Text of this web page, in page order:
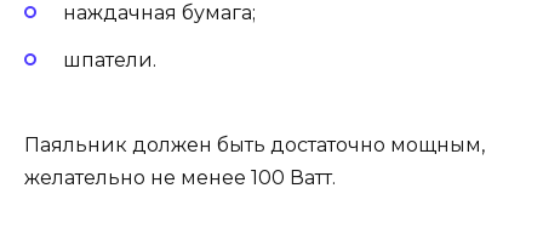
наждачная бумага;
шпатели.
Паяльник должен быть достаточно мощным,
желательно не менее 100 Ватт.